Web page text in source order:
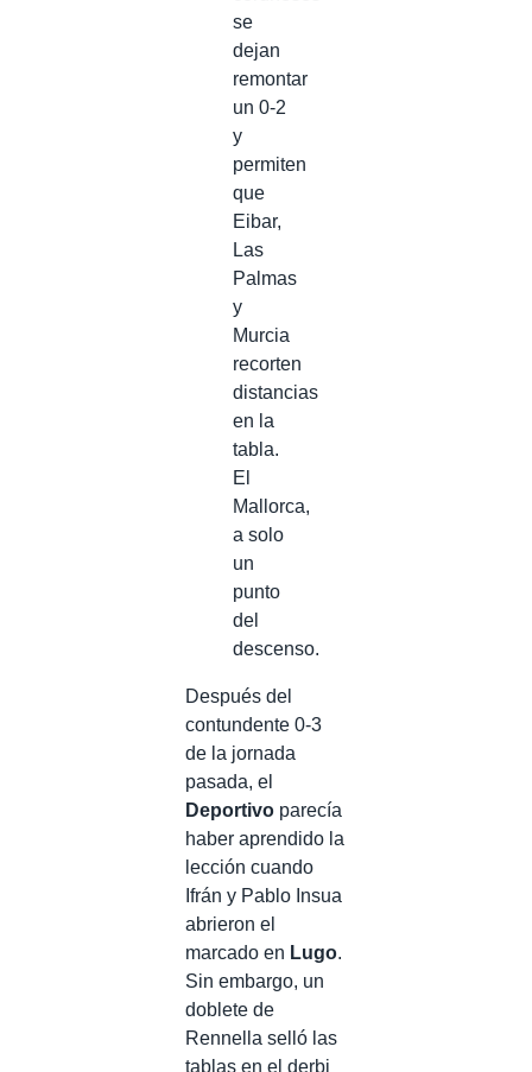
se
dejan
remontar
un 0-2
y
permiten
que
Eibar,
Las
Palmas
y
Murcia
recorten
distancias
en la
tabla.
El
Mallorca,
a solo
un
punto
del
descenso.
Después del
contundente 0-3
de la jornada
pasada, el
Deportivo parecía
haber aprendido la
lección cuando
Ifrán y Pablo Insua
abrieron el
marcado en Lugo.
Sin embargo, un
doblete de
Rennella selló las
tablas en el derbi